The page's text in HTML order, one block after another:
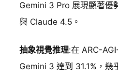
Gemini 3 Pro 展現顯著優
與 Claude 4.5。
抽象視覺推理:在 ARC-
Gemini 3 達到 31.1%，幾